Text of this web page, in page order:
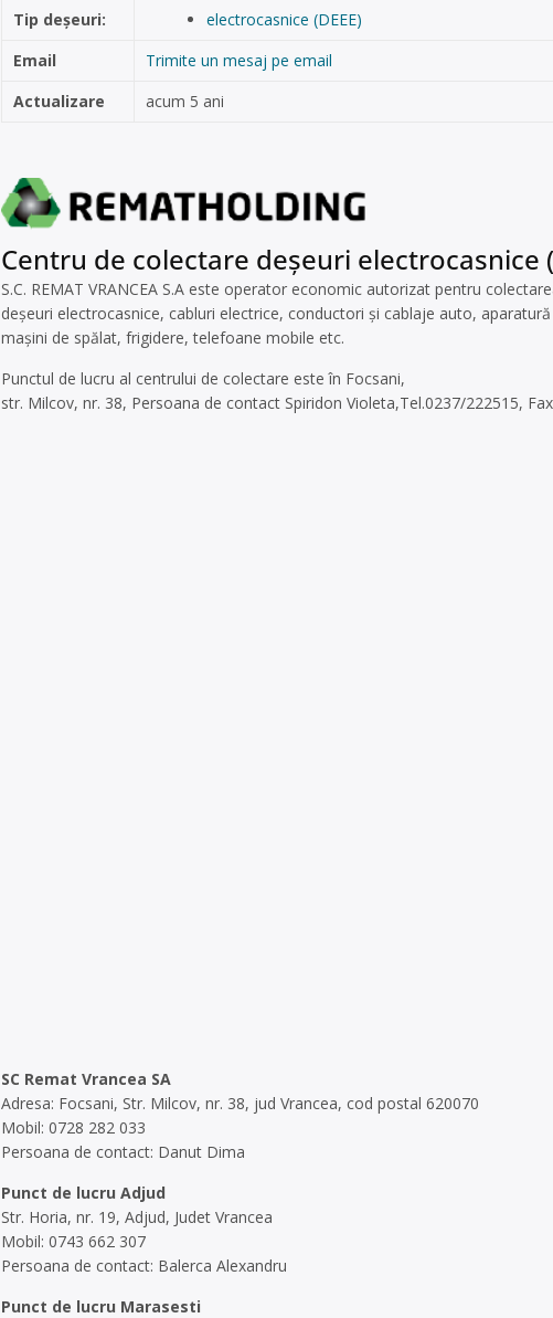
Tip deșeuri:
electrocasnice (DEEE)
Email
Trimite un mesaj pe email
Actualizare
acum 5 ani
Centru de colectare deșeuri electrocasnice
S.C. REMAT VRANCEA S.A este operator economic autorizat pentru
deșeuri electrocasnice, cabluri electrice, conductori și cablaje auto,
mașini de spălat, frigidere, telefoane mobile etc.
Punctul de lucru al centrului de colectare este în Focsani,
str. Milcov, nr. 38, Persoana de contact Spiridon Violeta,Tel.0237/222515,
SC Remat Vrancea SA
Adresa: Focsani, Str. Milcov, nr. 38, jud Vrancea, cod postal 620070
Mobil: 0728 282 033
Persoana de contact: Danut Dima
Punct de lucru Adjud
Str. Horia, nr. 19, Adjud, Judet Vrancea
Mobil: 0743 662 307
Persoana de contact: Balerca Alexandru
Punct de lucru Marasesti